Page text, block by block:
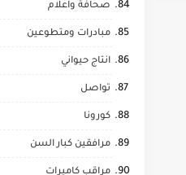
صحافة واعلام
مبادرات ومتطوعين
انتاج حيواني
تواصل
كورونا
مرافقين كبار السن
مراقب كاميرات